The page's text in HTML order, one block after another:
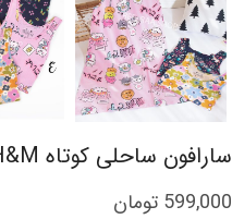
سارافون ساحلی کوتاه H&M آلبوم شماره 3
599,000 تومان